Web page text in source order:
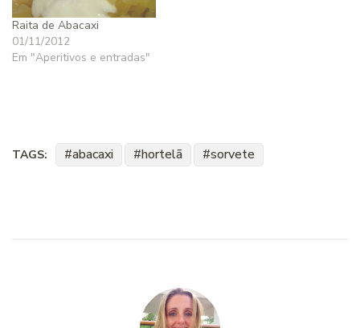
Raita de Abacaxi
01/11/2012
Em "Aperitivos e entradas"
TAGS: abacaxi hortelã sorvete